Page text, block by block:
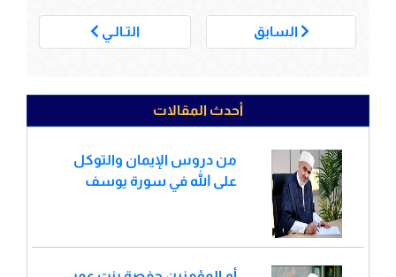
السابق التـالـي
أحدث المقالات
من دروس الإيمان والتوكل
على الله في سورة يوسف